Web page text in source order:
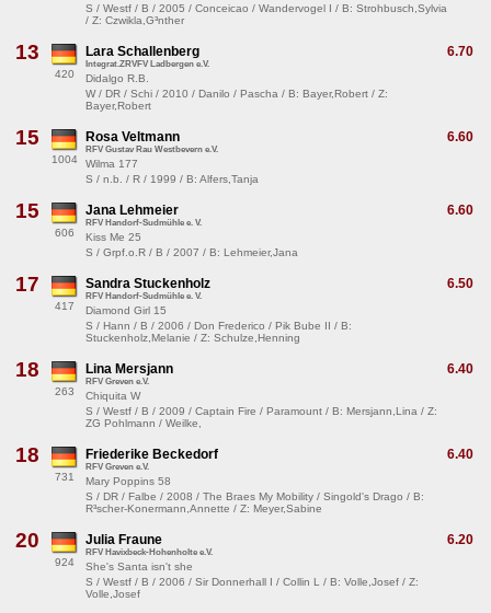
S / Westf / B / 2005 / Conceicao / Wandervogel I / B: Strohbusch,Sylvia
/ Z: Czwikla,G³nther
13
420
6.70
Lara Schallenberg
Integrat.ZRVFV Ladbergen e.V.
Didalgo R.B.
W / DR / Schi / 2010 / Danilo / Pascha / B: Bayer,Robert / Z:
Bayer,Robert
15
1004
6.60
Rosa Veltmann
RFV Gustav Rau Westbevern e.V.
Wilma 177
S / n.b. / R / 1999 / B: Alfers,Tanja
15
606
6.60
Jana Lehmeier
RFV Handorf-Sudmühle e. V.
Kiss Me 25
S / Grpf.o.R / B / 2007 / B: Lehmeier,Jana
17
417
6.50
Sandra Stuckenholz
RFV Handorf-Sudmühle e. V.
Diamond Girl 15
S / Hann / B / 2006 / Don Frederico / Pik Bube II / B:
Stuckenholz,Melanie / Z: Schulze,Henning
18
263
6.40
Lina Mersjann
RFV Greven e.V.
Chiquita W
S / Westf / B / 2009 / Captain Fire / Paramount / B: Mersjann,Lina / Z:
ZG Pohlmann / Weilke,
18
731
6.40
Friederike Beckedorf
RFV Greven e.V.
Mary Poppins 58
S / DR / Falbe / 2008 / The Braes My Mobility / Singold's Drago / B:
R³scher-Konermann,Annette / Z: Meyer,Sabine
20
924
6.20
Julia Fraune
RFV Havixbeck-Hohenholte e.V.
She's Santa isn't she
S / Westf / B / 2006 / Sir Donnerhall I / Collin L / B: Volle,Josef / Z:
Volle,Josef